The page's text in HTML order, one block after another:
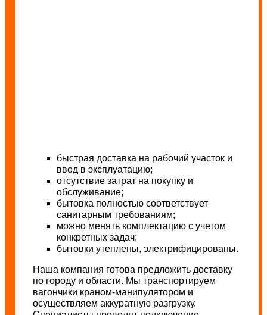
быстрая доставка на рабочий участок и
ввод в эксплуатацию;
отсутствие затрат на покупку и
обслуживание;
бытовка полностью соответствует
санитарным требованиям;
можно менять комплектацию с учетом
конкретных задач;
бытовки утеплены, электрифицированы.
Наша компания готова предложить доставку
по городу и области. Мы транспортируем
вагончики краном-манипулятором и
осуществляем аккуратную разгрузку.